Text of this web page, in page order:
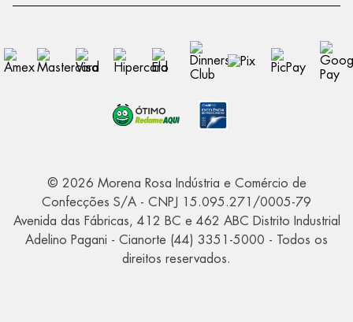
© 2026 Morena Rosa Indústria e Comércio de
Confecções S/A - CNPJ 15.095.271/0005-79
Avenida das Fábricas, 412 BC e 462 ABC Distrito Industrial
Adelino Pagani - Cianorte (44) 3351-5000 - Todos os
direitos reservados.